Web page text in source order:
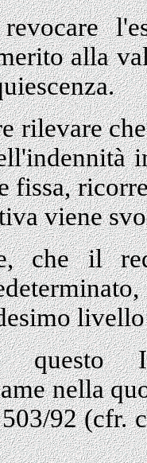
alla
rilevare
fissa,
viene
che il
nella
92 (cfr.